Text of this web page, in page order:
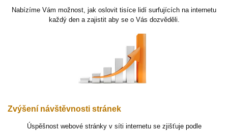
Nabízíme Vám možnost, jak oslovit tisíce lidí surfujících na internetu
každý den a zajistit aby se o Vás dozvěděli.
Zvýšení návštěvnosti stránek
Úspěšnost webové stránky v síti internetu se zjišťuje podle